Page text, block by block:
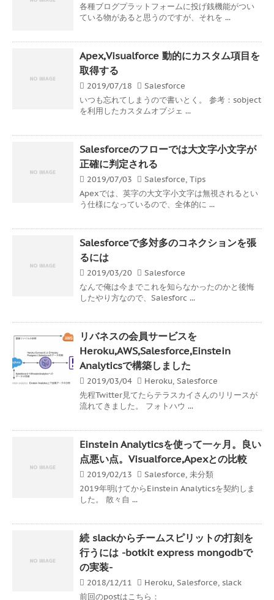
各種ブログプラットフォームに投げ銭機能がつい
ている物があると思うのですが、それを ...
Apex,Visualforce 動的にカスタム項目を
取得する
2019/07/18
Salesforce
いつも忘れてしまうので書いとく。 参考：sobject
を利用したカスタムオブジェ ...
Salesforceのフローでは大文字小文字が
正確に判定される
2019/07/03 Salesforce, Tips
Apexでは、英字の大文字小文字は無視されるとい
う仕様になっているので、全体的に ...
Salesforceで多対多のコネクションを張
るには
2019/03/20
Salesforce
なんで俺は今までこれを知らなかったのかと後悔
したやり方なので、Salesforc ...
リバネスの会員サービスを
Heroku,AWS,Salesforce,Einstein
Analyticsで構築しました
2019/03/04 Heroku, Salesforce
先程Twitter見てたらテラスカイさんのリリースが
流れてきました。 フォトハウ ...
Einstein Analyticsを使って一ヶ月。良い
点悪い点。Visualforce,Apexとの比較
2019/02/13 Salesforce, 未分類
2019年明けてからEinstein Analyticsを契約しま
した。 散々自 ...
続 slackからチームスピリットの打刻を
行うには -botkit express mongodbで
の実装-
2018/12/11 Heroku, Salesforce, slack
前回のpostはこちら：